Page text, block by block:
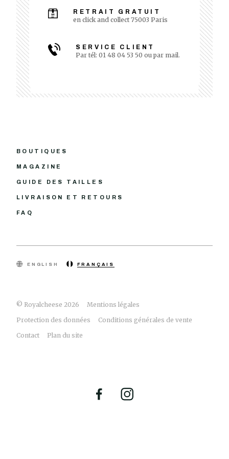
RETRAIT GRATUIT
en click and collect 75003 Paris
SERVICE CLIENT
Par tél: 01 48 04 53 50 ou par mail.
BOUTIQUES
MAGAZINE
GUIDE DES TAILLES
LIVRAISON ET RETOURS
FAQ
© Royalcheese 2026
Mentions légales
Protection des données
Conditions générales de vente
Contact
Plan du site
ENGLISH FRANÇAIS